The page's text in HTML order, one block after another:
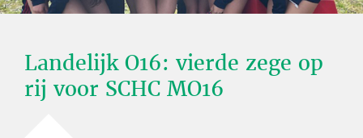
Landelijk O16: vierde zege op
rij voor SCHC MO16